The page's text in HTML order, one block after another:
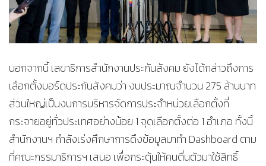
นอกจากนี้ เลขาธิการสำนักงานประกันสังคม ยังได้กล่าวถึงการ
เลือกตั้งบอร์ดประกันสังคมว่า งบประมาณจำนวน 275 ล้านบาท
ส่วนใหญ่เป็นงบการบริหารจัดการประจำหน่วยเลือกตั้งที่
กระจายอยู่ทั่วประเทศอย่างน้อย 1 จุดเลือกตั้งต่อ 1 อำเภอ ทั้งนี้
สำนักงานฯ กำลังเร่งศึกษาการดึงข้อมูลมาทำ Dashboard ตาม
ที่คณะกรรมาธิการฯ เสนอ เพื่อกระตุ้นให้คนตื่นตัวมาใช้สิทธิ์